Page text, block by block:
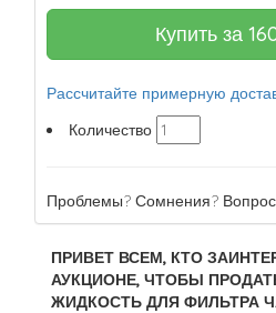
Купить за
Рассчитайте примерную
Количество
Проблемы? Сомнения?
ПРИВЕТ ВСЕМ, КТО
АУКЦИОНЕ, ЧТОБЫ
ЖИДКОСТЬ ДЛЯ ФИЛЬТРА